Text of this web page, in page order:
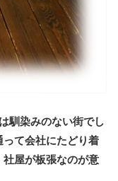
馴染みのない街でし
て会社にたどり着
屋が板張なのが意